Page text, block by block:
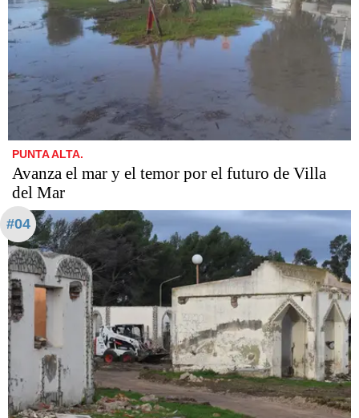
PUNTA ALTA.
Avanza el mar y el temor por el futuro de Villa
del Mar
#04